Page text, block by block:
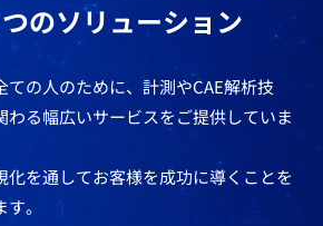
のソリューション
ての人のために、計測やCAE解析技
わる幅広いサービスをご提供していま
化を通してお客様を成功に導くことを
。